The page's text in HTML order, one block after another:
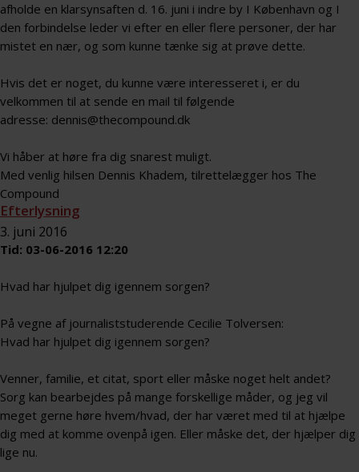
afholde en klarsynsaften d. 16. juni i indre by I København og I
den forbindelse leder vi efter en eller flere personer, der har
mistet en nær, og som kunne tænke sig at prøve dette.
Hvis det er noget, du kunne være interesseret i, er du
velkommen til at sende en mail til følgende
adresse: dennis@thecompound.dk
Vi håber at høre fra dig snarest muligt.
Med venlig hilsen Dennis Khadem, tilrettelægger hos The
Compound
Efterlysning
3. juni 2016
Tid: 03-06-2016 12:20
Hvad har hjulpet dig igennem sorgen?
På vegne af journaliststuderende Cecilie Tolversen:
Hvad har hjulpet dig igennem sorgen?
Venner, familie, et citat, sport eller måske noget helt andet?
Sorg kan bearbejdes på mange forskellige måder, og jeg vil
meget gerne høre hvem/hvad, der har været med til at hjælpe
dig med at komme ovenpå igen. Eller måske det, der hjælper dig
lige nu.